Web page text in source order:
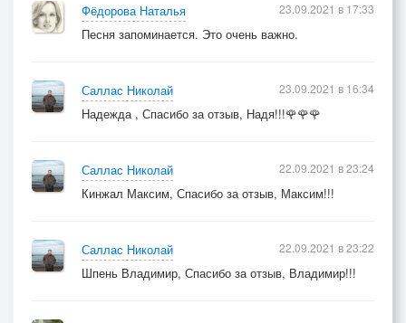
Фёдорова Наталья
Песня запоминается. Это очень важно.
23.09.2021 в 17:33
Саллас Николай
Надежда , Спасибо за отзыв, Надя!!!🌹🌹🌹
23.09.2021 в 16:34
Саллас Николай
Кинжал Максим, Спасибо за отзыв, Максим!!!
22.09.2021 в 23:24
Саллас Николай
Шпень Владимир, Спасибо за отзыв, Владимир!!!
22.09.2021 в 23:22